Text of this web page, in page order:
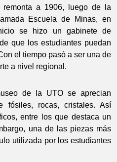
a 1906, luego de la
Escuela de Minas, en
se hizo un gabinete de
que los estudiantes puedan
el tiempo pasó a ser una de
a nivel regional.
de la UTO se aprecian
fósiles, rocas, cristales. Así
entre los que destaca un
una de las piezas más
utilizada por los estudiantes